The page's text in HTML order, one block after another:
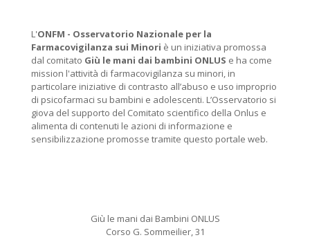
L'ONFM - Osservatorio Nazionale per la
Farmacovigilanza sui Minori è un iniziativa promossa
dal comitato Giù le mani dai bambini ONLUS e ha come
mission l'attività di farmacovigilanza su minori, in
particolare iniziative di contrasto all’abuso e uso improprio
di psicofarmaci su bambini e adolescenti. L’Osservatorio si
giova del supporto del Comitato scientifico della Onlus e
alimenta di contenuti le azioni di informazione e
sensibilizzazione promosse tramite questo portale web.
Giù le mani dai Bambini ONLUS
Corso G. Sommeilier, 31